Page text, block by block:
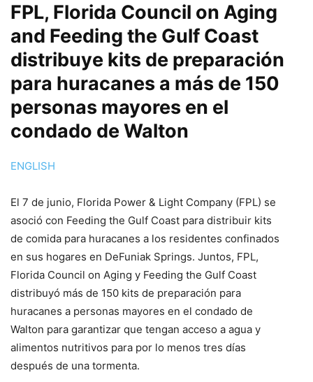
FPL, Florida Council on Aging
and Feeding the Gulf Coast
distribuye kits de preparación
para huracanes a más de 150
personas mayores en el
condado de Walton
ENGLISH
El 7 de junio, Florida Power & Light Company (FPL) se
asoció con Feeding the Gulf Coast para distribuir kits
de comida para huracanes a los residentes confinados
en sus hogares en DeFuniak Springs. Juntos, FPL,
Florida Council on Aging y Feeding the Gulf Coast
distribuyó más de 150 kits de preparación para
huracanes a personas mayores en el condado de
Walton para garantizar que tengan acceso a agua y
alimentos nutritivos para por lo menos tres días
después de una tormenta.